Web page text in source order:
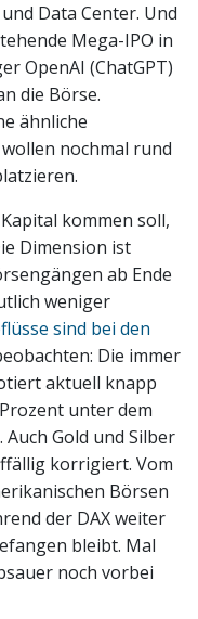
Data Center. Und
Mega-IPO in
OpenAI (ChatGPT)
die Börse.
ähnliche
nochmal rund
kommen soll,
Dimension ist
ab Ende
weniger
sind bei den
Die immer
aktuell knapp
unter dem
Gold und Silber
korrigiert. Vom
Börsen
der DAX weiter
bleibt. Mal
noch vorbei